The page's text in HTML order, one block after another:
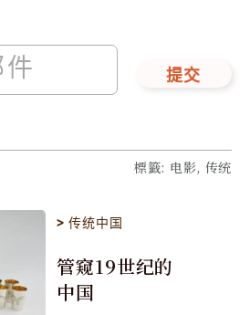
提交
標籤: 电影, 传统
>传统中国
管窥19世纪的
中国